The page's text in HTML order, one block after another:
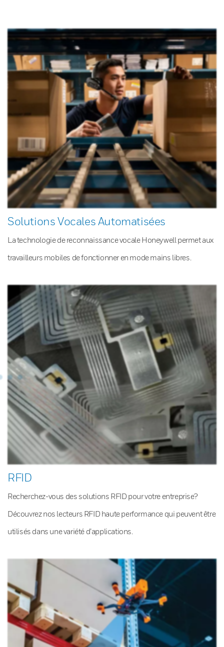
Solutions Vocales Automatisées
La technologie de reconnaissance vocale Honeywell permet aux
travailleurs mobiles de fonctionner en mode mains libres.
RFID
Recherchez-vous des solutions RFID pour votre entreprise?
Découvrez nos lecteurs RFID haute performance qui peuvent être
utilisés dans une variété d’applications.